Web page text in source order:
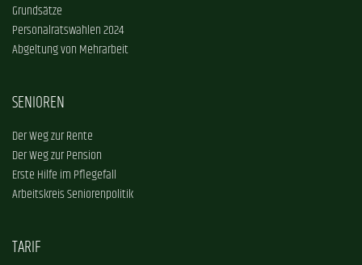
Grundsätze
Personalratswahlen 2024
Abgeltung von Mehrarbeit
SENIOREN
Der Weg zur Rente
Der Weg zur Pension
Erste Hilfe im Pflegefall
Arbeitskreis Seniorenpolitik
TARIF